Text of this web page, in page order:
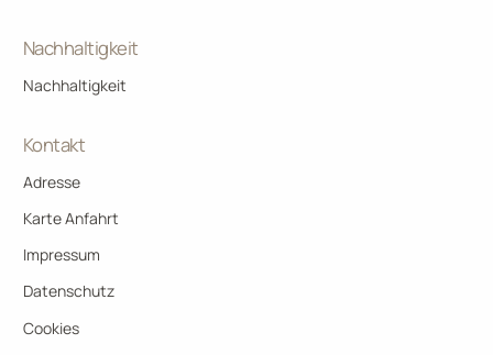
Nachhaltigkeit
Nachhaltigkeit
Kontakt
Adresse
Karte Anfahrt
Impressum
Datenschutz
Cookies